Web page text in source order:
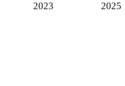
2023 2025